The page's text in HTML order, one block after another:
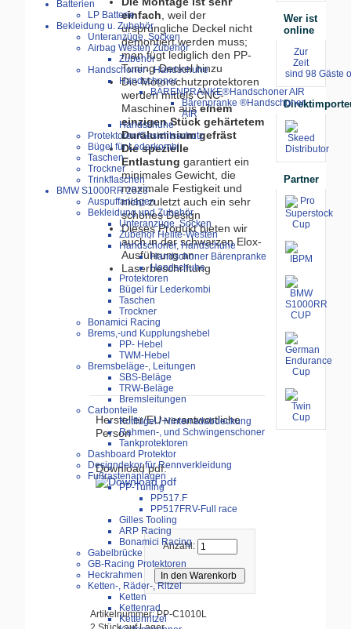
Batterien
LP Batterie
Bekleidung u. Zubehör
Unteranzüge, Socken
Airbag Westen Zubehör
Zubehör
Handschoner-, Handschuhe
Handschoner
BÄRENPRANKE®Handschoner AIR
Bärenpranke ®Handschoner
AIR
Handschuhe
Protektoren/Gesichtsschutz
Bügel für Lederkombi
Taschen
Trockner
Trinkflaschen
BMW S1000RR 2023-
Auspuffanlagen
Bekleidung und Zubehör
Unteranzüge, Socken
Zubehör Helite-Westen
Handschoner, Handschuhe
Handschoner Bärenpranke
Handschuhe
Protektoren
Bügel für Lederkombi
Taschen
Trockner
Bonamici Racing
Brems,-und Kupplungshebel
PP- Hebel
TWM-Hebel
Bremsbeläge-, Leitungen
SBS-Beläge
TRW-Beläge
Bremsleitungen
Carbonteile
Kotflügel / Hinterradabdeckung
Rahmen-, und Schwingenschoner
Tankprotektoren
Dashboard Protektor
Designdekor für Rennverkleidung
Fußrastenanlagen
PP-Tuning
PP517.F
PP517FRV-Full race
Gilles Tooling
ARP Racing
Bonamici Racing
Gabelbrücke
GB-Racing Protektoren
Heckrahmen
Ketten-, Räder-, Ritzel
Ketten
Kettenrad
Kettenritzel
einfach, weil der
ursprüngliche Deckel nicht
demontiert werden muss;
man fügt lediglich den PP-
Tuning-Deckel hinzu
Die Motorschutzprotektoren
werden mittels CNC-
Maschinen auseinem
einzigen Stück gehärtetem
Duraluminium gefräst
Die spezielle
Entlastung garantiert ein
minimales Gewicht, die
maximale Festigkeit und
nicht zuletzt auch ein sehr
schönes Design
Dieses Produkt bieten wir
auch in der schwarzen Elox-
Ausführung an
Laserbeschriftung
Hersteller/EU-verantwortliche
Person
Download pdf:
Anzahl:
Artikelnummer: PP-C1010L
Wer ist
online
Zur
Zeit
sind 98 Gäste
Partner